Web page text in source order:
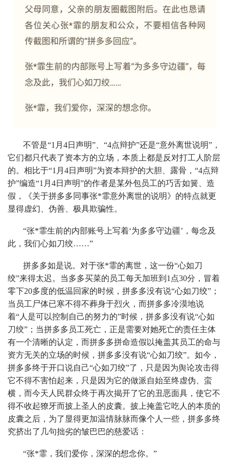
不管是“1月4日声明”、“4点辩护”还是“意外离世说明”，
它们都只代表了资本方的立场，本质上都是反对打工人阶层
的。相比于“1月4日声明”为资本辩护的大胆、露骨，“4点辩
护”编造“1月4日声明”的作者是某外包员工的巧舌如簧、造
假，《关于拼多多同事张*霏意外离世的说明》的特点就更
显得虚幻、伪善、极具欺骗性。
“张*霏生前的内部账号上写着‘为多多守边疆’，每念及
此，我们心如刀绞……”
拼多多如是说。对于张*霏的离世，这一份“心如刀
绞”来得太迟。当多多买菜的员工每天加班到1点30分，冒着
零下20多度的低温回家的时候，拼多多没有说“心如刀绞”；
当员工尸体已寒不得不葬身于烈火，而拼多多冷漠地说
着“人是可以控制自己的努力的”时候，拼多多没有说“心如
刀绞”；当拼多多员工死亡，正是需要对她死亡的责任主体
有一个清晰的认定，而拼多多拼命造假以掩盖其员工的命与
资方无关的立场的时候，拼多多没有说“心如刀绞”。如今，
拼多多终于开口说自己“心如刀绞”了，只是因为舆论攻击得
它不得不害怕起来，只是因为它的做派自始至终虚伪、蛮
横，而今天人民群众终于再次揭开了它的丑恶面具，使它不
得不收起獠牙而披上圣人的皮囊。披上掩盖它吃人的本质的
皮囊之后，为了显得更加温情脉脉而像个人一些，拼多多终
究挤出了几句拙劣的皱巴巴的慈爱话：
“张*霏，我们爱你，深深的想念你。”